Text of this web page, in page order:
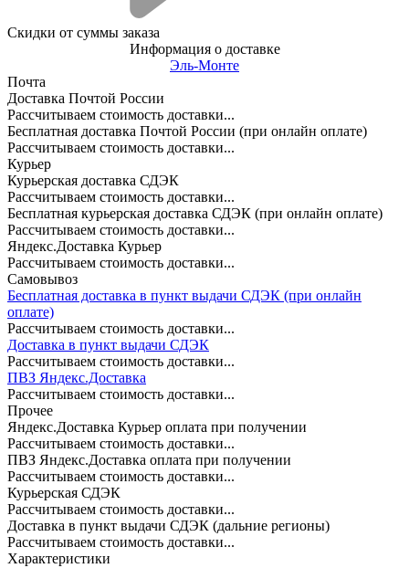
Скидки от суммы заказа
Информация о доставке
Эль-Монте
Почта
Доставка Почтой России
Рассчитываем стоимость доставки...
Бесплатная доставка Почтой России (при онлайн оплате)
Рассчитываем стоимость доставки...
Курьер
Курьерская доставка СДЭК
Рассчитываем стоимость доставки...
Бесплатная курьерская доставка СДЭК (при онлайн оплате)
Рассчитываем стоимость доставки...
Яндекс.Доставка Курьер
Рассчитываем стоимость доставки...
Самовывоз
Бесплатная доставка в пункт выдачи СДЭК (при онлайн
оплате)
Рассчитываем стоимость доставки...
Доставка в пункт выдачи СДЭК
Рассчитываем стоимость доставки...
ПВЗ Яндекс.Доставка
Рассчитываем стоимость доставки...
Прочее
Яндекс.Доставка Курьер оплата при получении
Рассчитываем стоимость доставки...
ПВЗ Яндекс.Доставка оплата при получении
Рассчитываем стоимость доставки...
Курьерская СДЭК
Рассчитываем стоимость доставки...
Доставка в пункт выдачи СДЭК (дальние регионы)
Рассчитываем стоимость доставки...
Характеристики